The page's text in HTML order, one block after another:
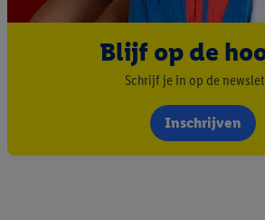
Blijf op de
Schrijf je in op de
Inschrijven